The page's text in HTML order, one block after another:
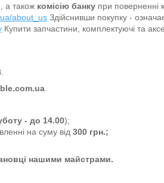
а також комісію банку при поверненні
about_us Здійснивши покупку -
Купити запчастини, комплектуючі та
- до 14.00);
на суму від 300 грн.;
нашими майстрами.